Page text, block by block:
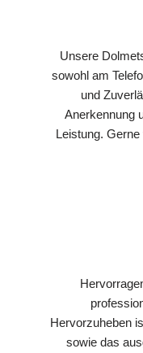
Unsere
sowohl am
und
Anerkennung
Leistung.
Hervorzuheben
sowie das